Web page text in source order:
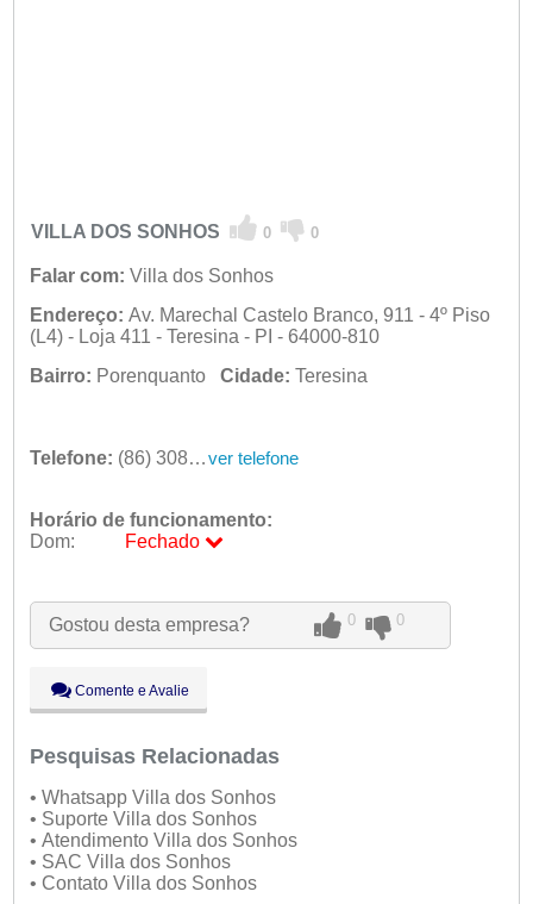
VILLA DOS SONHOS 0 0
Falar com: Villa dos Sonhos
Endereço: Av. Marechal Castelo Branco, 911 - 4º Piso
(L4) - Loja 411 - Teresina - PI - 64000-810
Bairro: Porenquanto Cidade: Teresina
Telefone: (86) 3081-7578 ver telefone
Horário de funcionamento:
Dom:
Fechado
Qua:
09:00 - 18:00
Qui:
09:00 - 18:00
Sáb:
Dom:
Fechado
Gostou desta empresa? 0 0
Comente e Avalie
Pesquisas Relacionadas
• Whatsapp Villa dos Sonhos
• Suporte Villa dos Sonhos
• Atendimento Villa dos Sonhos
• SAC Villa dos Sonhos
• Contato Villa dos Sonhos